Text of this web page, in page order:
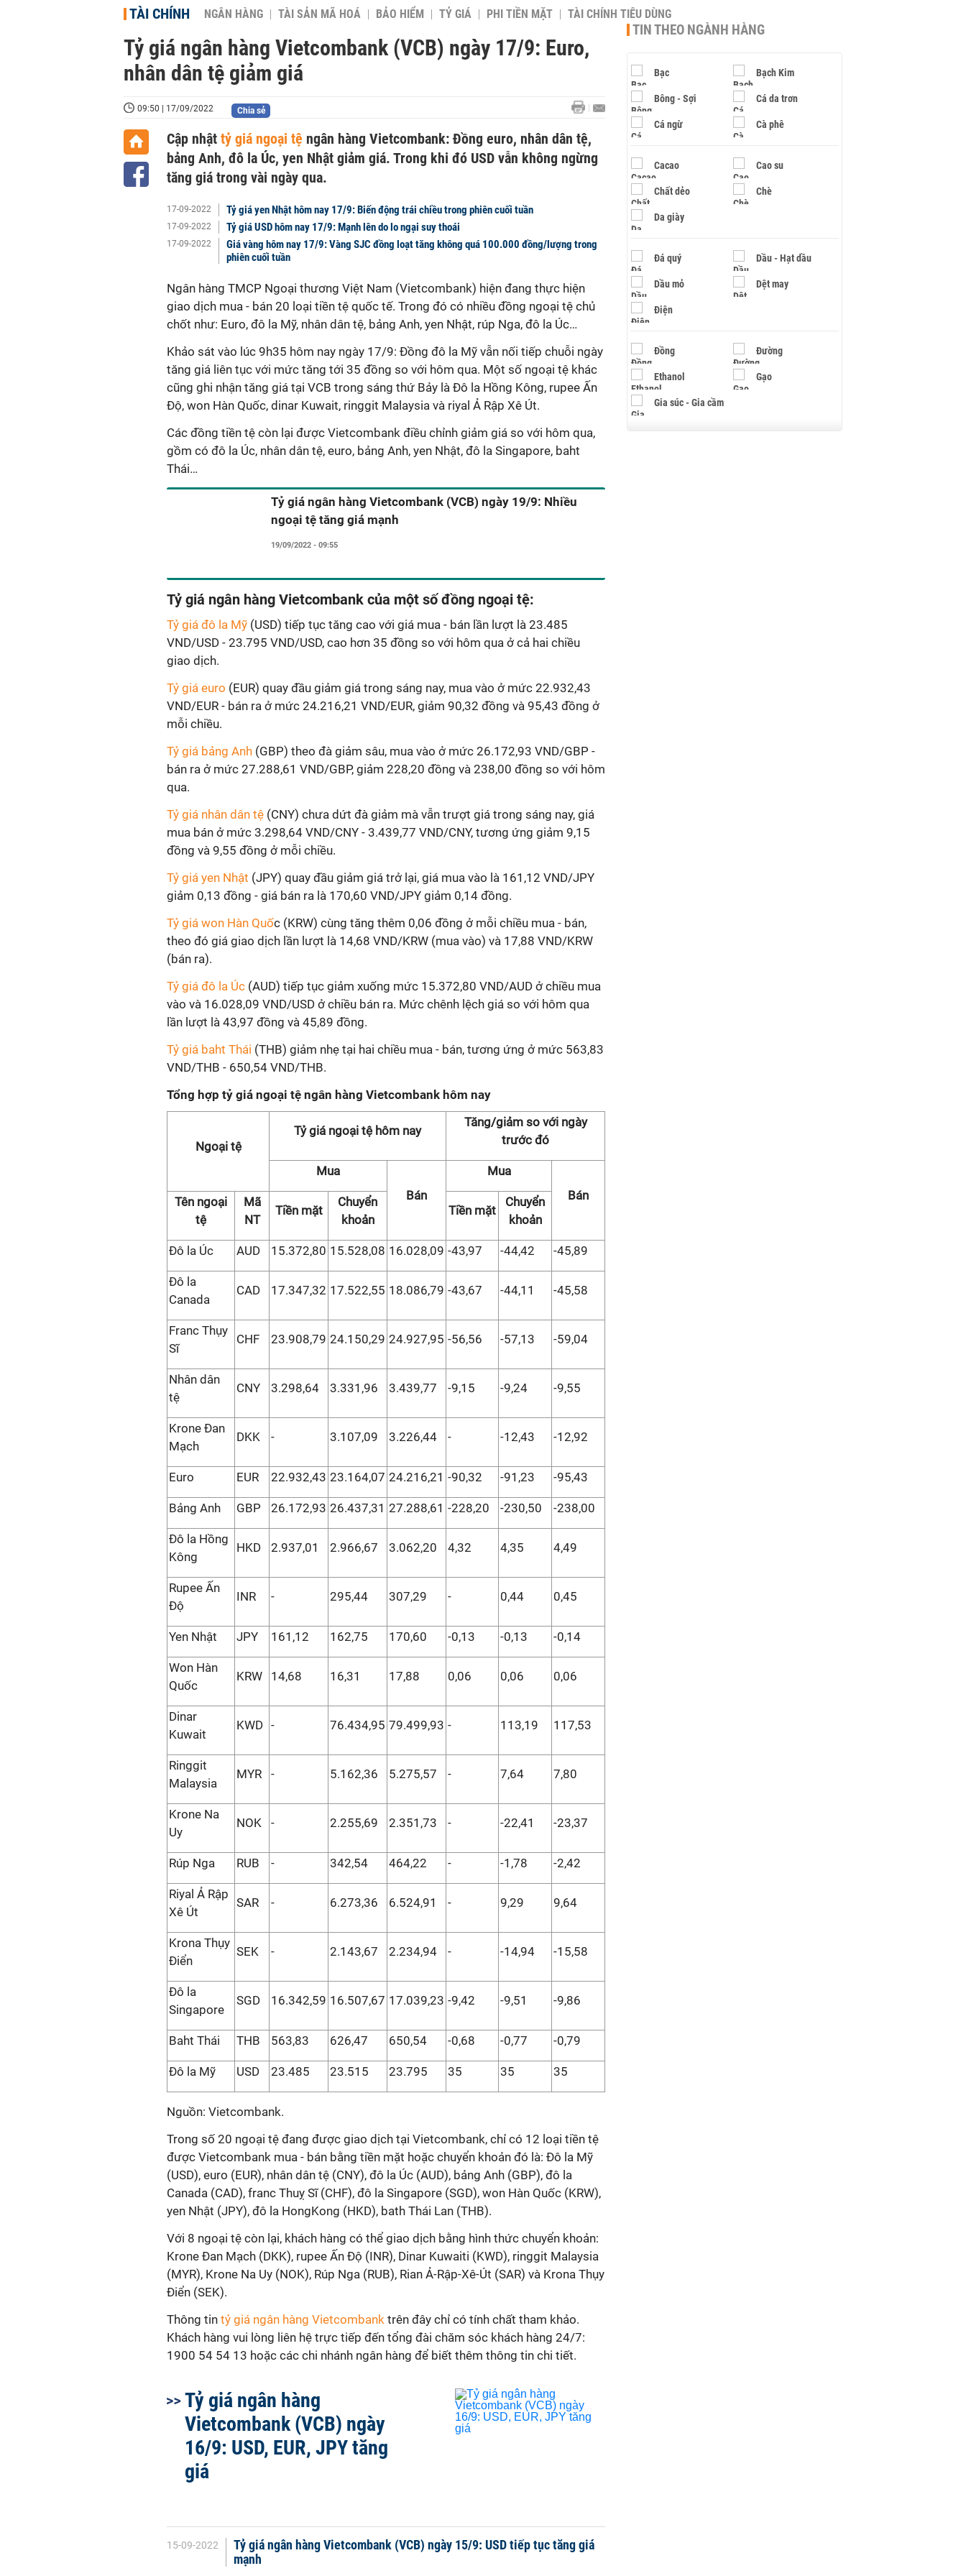
TÀI CHÍNH NGÂN HÀNG TÀI SẢN MÃ HOÁ BẢO HIỂM TỶ GIÁ PHI TIỀN MẶT TÀI CHÍNH TIÊU DÙNG
Tỷ giá ngân hàng Vietcombank (VCB) ngày 17/9: Euro,
nhân dân tệ giảm giá
09:50 | 17/09/2022 Chia sẻ
Cập nhật tỷ giá ngoại tệ ngân hàng Vietcombank: Đồng euro, nhân dân tệ,
bảng Anh, đô la Úc, yen Nhật giảm giá. Trong khi đó USD vẫn không ngừng
tăng giá trong vài ngày qua.
17-09-2022 Tỷ giá yen Nhật hôm nay 17/9: Biến động trái chiều trong phiên cuối tuần
17-09-2022 Tỷ giá USD hôm nay 17/9: Mạnh lên do lo ngại suy thoái
17-09-2022
Giá vàng hôm nay 17/9: Vàng SJC đồng loạt tăng không quá 100.000 đồng/lượng trong
phiên cuối tuần
Ngân hàng TMCP Ngoại thương Việt Nam (Vietcombank) hiện đang thực hiện
giao dịch mua - bán 20 loại tiền tệ quốc tế. Trong đó có nhiều đồng ngoại tệ chủ
chốt như: Euro, đô la Mỹ, nhân dân tệ, bảng Anh, yen Nhật, rúp Nga, đô la Úc…
Khảo sát vào lúc 9h35 hôm nay ngày 17/9: Đồng đô la Mỹ vẫn nối tiếp chuỗi ngày
tăng giá liên tục với mức tăng tới 35 đồng so với hôm qua. Một số ngoại tệ khác
cũng ghi nhận tăng giá tại VCB trong sáng thứ Bảy là Đô la Hồng Kông, rupee Ấn
Độ, won Hàn Quốc, dinar Kuwait, ringgit Malaysia và riyal Ả Rập Xê Út.
Các đồng tiền tệ còn lại được Vietcombank điều chỉnh giảm giá so với hôm qua,
gồm có đô la Úc, nhân dân tệ, euro, bảng Anh, yen Nhật, đô la Singapore, baht
Thái…
Tỷ giá ngân hàng Vietcombank (VCB) ngày 19/9: Nhiều
ngoại tệ tăng giá mạnh
19/09/2022 - 09:55
Tỷ giá ngân hàng Vietcombank của một số đồng ngoại tệ:
Tỷ giá đô la Mỹ (USD) tiếp tục tăng cao với giá mua - bán lần lượt là 23.485
VND/USD - 23.795 VND/USD, cao hơn 35 đồng so với hôm qua ở cả hai chiều
giao dịch.
Tỷ giá euro (EUR) quay đầu giảm giá trong sáng nay, mua vào ở mức 22.932,43
VND/EUR - bán ra ở mức 24.216,21 VND/EUR, giảm 90,32 đồng và 95,43 đồng ở
mỗi chiều.
Tỷ giá bảng Anh (GBP) theo đà giảm sâu, mua vào ở mức 26.172,93 VND/GBP -
bán ra ở mức 27.288,61 VND/GBP, giảm 228,20 đồng và 238,00 đồng so với hôm
qua.
Tỷ giá nhân dân tệ (CNY) chưa dứt đà giảm mà vẫn trượt giá trong sáng nay, giá
mua bán ở mức 3.298,64 VND/CNY - 3.439,77 VND/CNY, tương ứng giảm 9,15
đồng và 9,55 đồng ở mỗi chiều.
Tỷ giá yen Nhật (JPY) quay đầu giảm giá trở lại, giá mua vào là 161,12 VND/JPY
giảm 0,13 đồng - giá bán ra là 170,60 VND/JPY giảm 0,14 đồng.
Tỷ giá won Hàn Quốc (KRW) cùng tăng thêm 0,06 đồng ở mỗi chiều mua - bán,
theo đó giá giao dịch lần lượt là 14,68 VND/KRW (mua vào) và 17,88 VND/KRW
(bán ra).
Tỷ giá đô la Úc (AUD) tiếp tục giảm xuống mức 15.372,80 VND/AUD ở chiều mua
vào và 16.028,09 VND/USD ở chiều bán ra. Mức chênh lệch giá so với hôm qua
lần lượt là 43,97 đồng và 45,89 đồng.
Tỷ giá baht Thái (THB) giảm nhẹ tại hai chiều mua - bán, tương ứng ở mức 563,83
VND/THB - 650,54 VND/THB.
Tổng hợp tỷ giá ngoại tệ ngân hàng Vietcombank hôm nay
Ngoại tệ
Tỷ giá ngoại tệ hôm nay
Tăng/giảm so với ngày
trước đó
Mua
Bán
Mua
Bán
Tên ngoại
tệ
Mã
NT
Tiền mặt
Chuyển
khoản
Tiền mặt
Chuyển
khoản
Đô la Úc AUD 15.372,80 15.528,08 16.028,09 -43,97 -44,42 -45,89
Đô la
Canada
CAD 17.347,32 17.522,55 18.086,79 -43,67 -44,11 -45,58
Franc Thụy
Sĩ
CHF 23.908,79 24.150,29 24.927,95 -56,56 -57,13 -59,04
Nhân dân
tệ
CNY 3.298,64 3.331,96 3.439,77 -9,15 -9,24 -9,55
Krone Đan
Mạch
DKK - 3.107,09 3.226,44 - -12,43 -12,92
Euro EUR 22.932,43 23.164,07 24.216,21 -90,32 -91,23 -95,43
Bảng Anh GBP 26.172,93 26.437,31 27.288,61 -228,20 -230,50 -238,00
Đô la Hồng
Kông
HKD 2.937,01 2.966,67 3.062,20 4,32 4,35 4,49
Rupee Ấn
Độ
INR - 295,44 307,29 - 0,44 0,45
Yen Nhật JPY 161,12 162,75 170,60 -0,13 -0,13 -0,14
Won Hàn
Quốc
KRW 14,68 16,31 17,88 0,06 0,06 0,06
Dinar
Kuwait
KWD - 76.434,95 79.499,93 - 113,19 117,53
Ringgit
Malaysia
MYR - 5.162,36 5.275,57 - 7,64 7,80
Krone Na
Uy
NOK - 2.255,69 2.351,73 - -22,41 -23,37
Rúp Nga RUB - 342,54 464,22 - -1,78 -2,42
Riyal Ả Rập
Xê Út
SAR - 6.273,36 6.524,91 - 9,29 9,64
Krona Thụy
Điển
SEK - 2.143,67 2.234,94 - -14,94 -15,58
Đô la
Singapore
SGD 16.342,59 16.507,67 17.039,23 -9,42 -9,51 -9,86
Baht Thái THB 563,83 626,47 650,54 -0,68 -0,77 -0,79
Đô la Mỹ USD 23.485 23.515 23.795 35 35 35
Nguồn: Vietcombank.
Trong số 20 ngoại tệ đang được giao dịch tại Vietcombank, chỉ có 12 loại tiền tệ
được Vietcombank mua - bán bằng tiền mặt hoặc chuyển khoản đó là: Đô la Mỹ
(USD), euro (EUR), nhân dân tệ (CNY), đô la Úc (AUD), bảng Anh (GBP), đô la
Canada (CAD), franc Thuỵ Sĩ (CHF), đô la Singapore (SGD), won Hàn Quốc (KRW),
yen Nhật (JPY), đô la HongKong (HKD), bath Thái Lan (THB).
Với 8 ngoại tệ còn lại, khách hàng có thể giao dịch bằng hình thức chuyển khoản:
Krone Đan Mạch (DKK), rupee Ấn Độ (INR), Dinar Kuwaiti (KWD), ringgit Malaysia
(MYR), Krone Na Uy (NOK), Rúp Nga (RUB), Rian Ả-Rập-Xê-Út (SAR) và Krona Thụy
Điển (SEK).
Thông tin tỷ giá ngân hàng Vietcombank trên đây chỉ có tính chất tham khảo.
Khách hàng vui lòng liên hệ trực tiếp đến tổng đài chăm sóc khách hàng 24/7:
1900 54 54 13 hoặc các chi nhánh ngân hàng để biết thêm thông tin chi tiết.
Tỷ giá ngân hàng
Vietcombank (VCB) ngày
16/9: USD, EUR, JPY tăng
giá
15-09-2022
Tỷ giá ngân hàng Vietcombank (VCB) ngày 15/9: USD tiếp tục tăng giá
mạnh
TIN THEO NGÀNH HÀNG
Bạc Bạch Kim
Bông - Sợi Cá da trơn
Cá ngừ Cà phê
Cacao Cao su
Chất dẻo Chè
Da giày
Đá quý Dầu - Hạt dầu
Dầu mỏ Dệt may
Điện
Đồng Đường
Ethanol Gạo
Gia súc - Gia cầm